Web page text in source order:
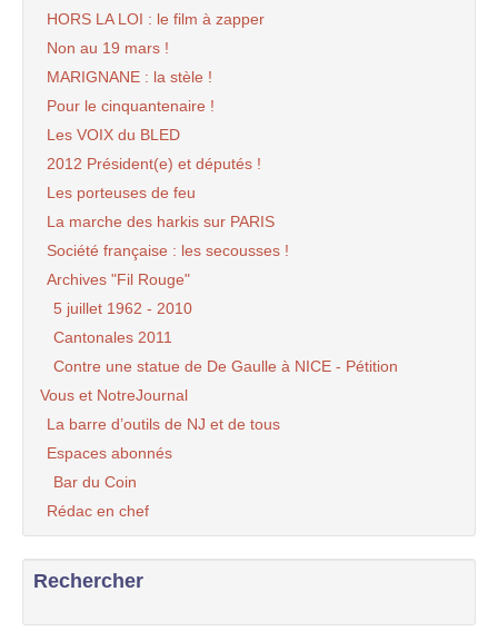
HORS LA LOI : le film à zapper
Non au 19 mars !
MARIGNANE : la stèle !
Pour le cinquantenaire !
Les VOIX du BLED
2012 Président(e) et députés !
Les porteuses de feu
La marche des harkis sur PARIS
Société française : les secousses !
Archives "Fil Rouge"
5 juillet 1962 - 2010
Cantonales 2011
Contre une statue de De Gaulle à NICE - Pétition
Vous et NotreJournal
La barre d’outils de NJ et de tous
Espaces abonnés
Bar du Coin
Rédac en chef
Rechercher